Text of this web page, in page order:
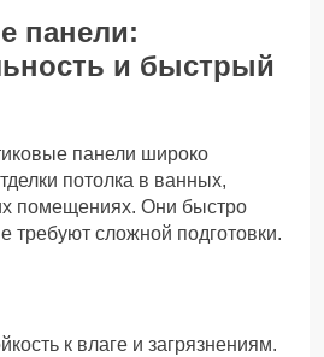
панели:
и быстрый
панели широко
потолка в ванных,
помещениях. Они быстро
требуют сложной подготовки.
к влаге и загрязнениям.